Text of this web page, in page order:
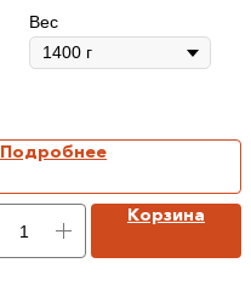
Вес
Подробнее
Корзина